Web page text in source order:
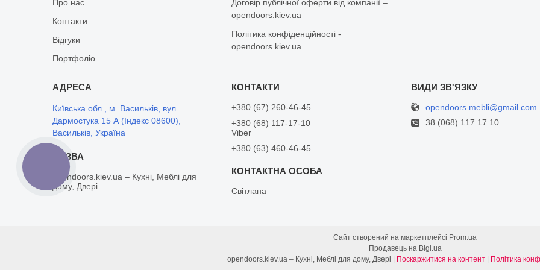
Про нас
Контакти
Відгуки
Портфоліо
Договір публічної оферти від компанії –
opendoors.kiev.ua
Політика конфіденційності -
opendoors.kiev.ua
Київська обл., м. Васильків, вул.
Дармостука 15 А (Індекс 08600),
Васильків, Україна
opendoors.kiev.ua – Кухні, Меблі для
дому, Двері
+380 (67) 260-46-45
+380 (68) 117-17-10
Viber
+380 (63) 460-46-45
Світлана
opendoors.mebli@gmail.com
38 (068) 117 17 10
Сайт створений на маркетплейсі Prom.ua
Продавець на Bigl.ua
opendoors.kiev.ua – Кухні, Меблі для дому, Двері | Поскаржитися на контент | Політика